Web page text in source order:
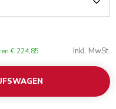
€ 224,85 Inkl. MwSt.